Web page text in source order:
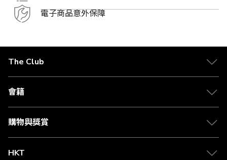
電子商品意外保障
The Club
關於 The Club
合作夥伴
媒體中心
會籍
會籍及專屬禮遇
賺取積分
購物與獎賞
物流與配送
Club Shopping 商品領取站
HKT